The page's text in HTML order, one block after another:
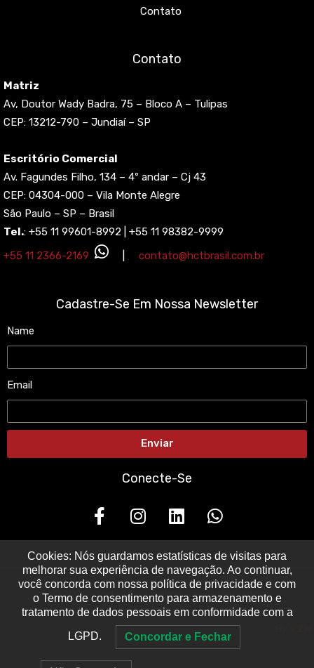
Contato
Contato
Matriz
Av, Doutor Wady Badra, 75 – Bloco A – Tulipas
CEP: 13212-790 – Jundiaí – SP
Escritório Comercial
Av. Fagundes Filho, 134 – 4º andar – Cj 43
CEP: 04304-000 – Vila Monte Alegre
São Paulo – SP – Brasil
Tel.: +55 11 99601-8992 | +55 11 98382-9999
+55 11 2366-2169
contato@hctbrasil.com.br
Cadastre-Se Em Nossa Newsletter
Name
Email
Enviar
Conecte-Se
Ⓒ 2026 - Todos Os Direitos São Reservados
Cookies: Nós guardamos estatísticas de visitas para
melhorar sua experiência de navegação. Ao continuar,
você concorda com nossa política de privacidade e com
o Termo de consentimento para armazenamento e
tratamento de dados pessoais em conformidade com a
LGPD. Concordar e Fechar